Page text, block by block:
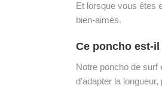
Et lorsque vous êtes
bien-aimés.
Ce poncho est-
Notre poncho de surf
d’adapter la